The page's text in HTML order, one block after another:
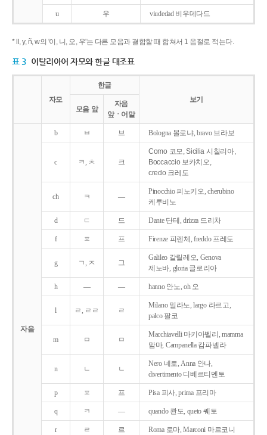
u 우 viudedad 비우데다드
* ll, y, ñ, w의 '이, 니, 오, 우'는 다른 모음과 결합할 때 합쳐서 1 음절로 적는다.
표 3 이탈리아어 자모와 한글 대조표
자모
한글
보기
모음 앞
자음
앞ㆍ어말
자음
b ㅂ 브 Bologna 볼로냐, bravo 브라보
c ㅋ, ㅊ 크
Como 코모, Sicilia 시칠리아,
Boccaccio 보카치오,
credo 크레도
ch ㅋ ―
Pinocchio 피노키오, cherubino
케루비노
d ㄷ 드 Dante 단테, drizza 드리차
f ㅍ 프 Firenze 피렌체, freddo 프레도
g ㄱ, ㅈ 그
Galileo 갈릴레오, Genova
제노바, gloria 글로리아
h ― ― hanno 안노, oh 오
l ㄹ, ㄹㄹ ㄹ
Milano 밀라노, largo 라르고,
palco 팔코
m ㅁ ㅁ
Macchiavelli 마키아벨리, mamma
맘마, Campanella 캄파넬라
n ㄴ ㄴ
Nero 네로, Anna 안나,
divertimento 디베르티멘토
p ㅍ 프 Pisa 피사, prima 프리마
q ㅋ ― quando 콴도, queto 퀘토
r ㄹ 르 Roma 로마, Marconi 마르코니